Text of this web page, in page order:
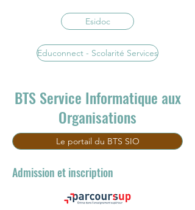
Esidoc
Educonnect - Scolarité Services
BTS Service Informatique aux
Organisations
Le portail du BTS SIO
Admission et inscription